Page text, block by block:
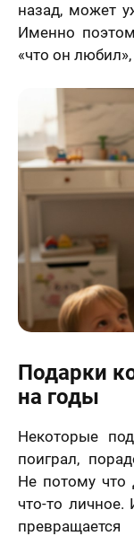
назад, может
Именно
«что он
Подарки
на годы
Некоторые
поиграл,
Не потому что
что-то личное.